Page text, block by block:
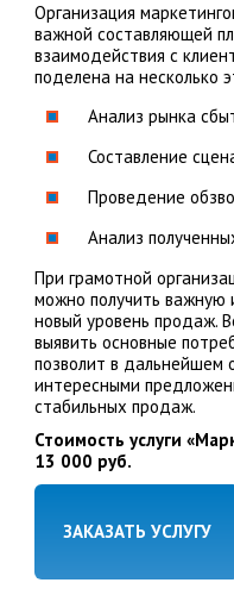
Организация
важной составляющей
взаимодействия с
поделена на несколько
Анализ рынка
Составление
Проведение
Анализ
При грамотной
можно получить
новый уровень продаж.
выявить основные
позволит в дальнейшем
интересными
стабильных продаж.
Стоимость услуги
13 000 руб.
ЗАКАЗАТЬ УСЛУГУ